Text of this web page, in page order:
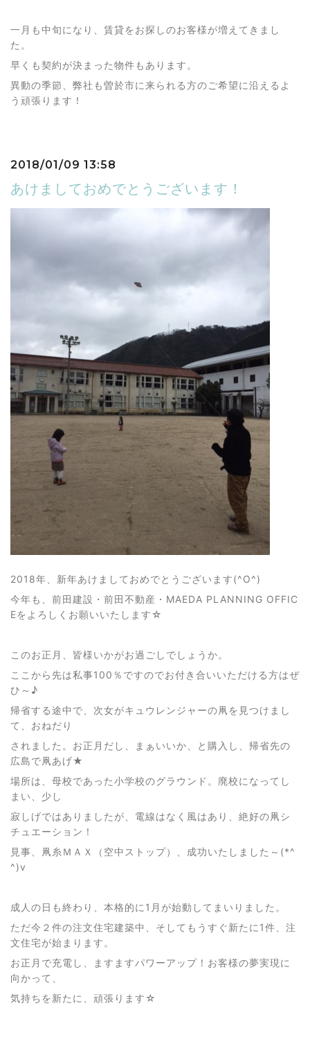
一月も中旬になり、賃貸をお探しのお客様が増えてきまし
た。
早くも契約が決まった物件もあります。
異動の季節、弊社も曽於市に来られる方のご希望に沿えるよ
う頑張ります！
2018/01/09 13:58
あけましておめでとうございます！
2018年、新年あけましておめでとうございます(^O^)
今年も、前田建設・前田不動産・MAEDA PLANNING OFFIC
Eをよろしくお願いいたします☆
このお正月、皆様いかがお過ごしでしょうか。
ここから先は私事100％ですのでお付き合いいただける方はぜ
ひ～♪
帰省する途中で、次女がキュウレンジャーの凧を見つけまし
て、おねだり
されました。お正月だし、まぁいいか、と購入し、帰省先の
広島で凧あげ★
場所は、母校であった小学校のグラウンド。廃校になってし
まい、少し
寂しげではありましたが、電線はなく風はあり、絶好の凧シ
チュエーション！
見事、凧糸ＭＡＸ（空中ストップ）、成功いたしました～(*^
^)v
成人の日も終わり、本格的に1月が始動してまいりました。
ただ今２件の注文住宅建築中、そしてもうすぐ新たに1件、注
文住宅が始まります。
お正月で充電し、ますますパワーアップ！お客様の夢実現に
向かって、
気持ちを新たに、頑張ります☆